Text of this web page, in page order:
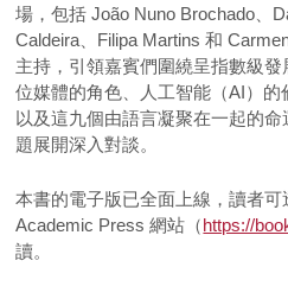
場，包括 João Nuno Brochado、
Caldeira、Filipa Martins 和
主持，引領嘉賓們圍繞呈指數級
位媒體的角色、人工智能（AI）的
以及這九個由語言凝聚在一起的
題展開深入對談。
本書的電子版已全面上線，讀者
Academic Press 網站（https://
讀。